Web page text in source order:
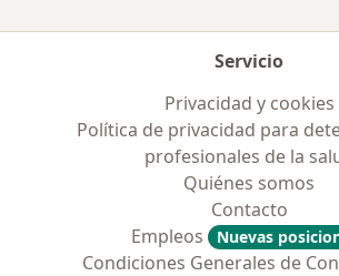
Servicio
Privacidad y cookies
Política de privacidad para
profesionales de la
Quiénes somos
Contacto
Empleos
Nuevas
Condiciones Generales de